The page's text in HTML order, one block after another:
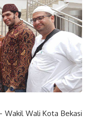
Wakil Wali Kota Bekasi